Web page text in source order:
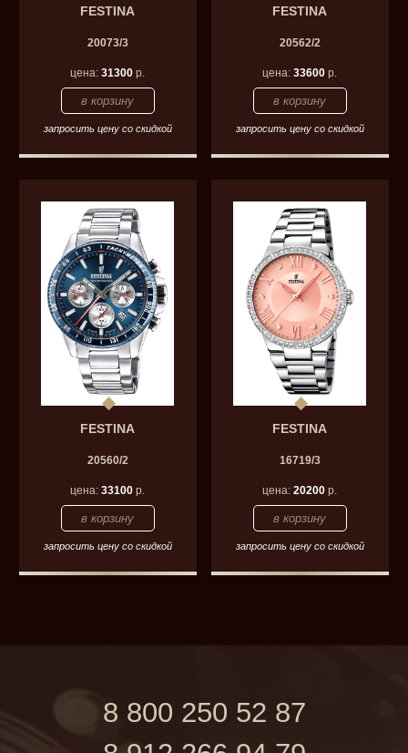
FESTINA
20073/3
цена:31300 р.
запросить цену со скидкой
FESTINA
20562/2
цена:33600 р.
запросить цену со скидкой
FESTINA
20560/2
цена:33100 р.
запросить цену со скидкой
FESTINA
16719/3
цена:20200 р.
запросить цену со скидкой
8 800 250 52 87